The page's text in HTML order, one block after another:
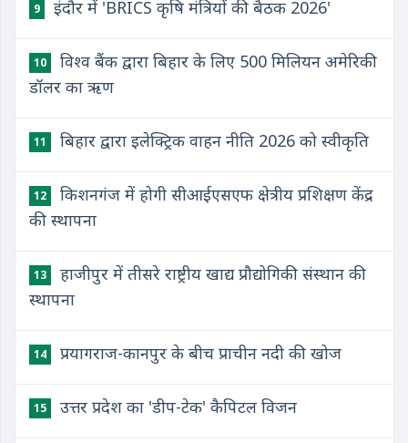
9 इंदौर में 'BRICS कृषि मंत्रियों की बैठक 2026'
10
विश्व बैंक द्वारा बिहार के लिए 500 मिलियन अमेरिकी
डॉलर का ऋण
11 बिहार द्वारा इलेक्ट्रिक वाहन नीति 2026 को स्वीकृति
12
किशनगंज में होगी सीआईएसएफ क्षेत्रीय प्रशिक्षण केंद्र
की स्थापना
13
हाजीपुर में तीसरे राष्ट्रीय खाद्य प्रौद्योगिकी संस्थान की
स्थापना
14 प्रयागराज-कानपुर के बीच प्राचीन नदी की खोज
15 उत्तर प्रदेश का 'डीप-टेक' कैपिटल विजन